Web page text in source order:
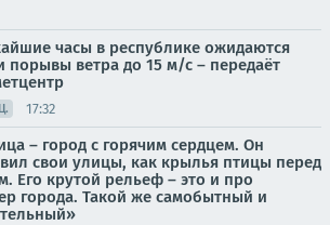
часы в республике ожидаются
порывы ветра до 15 м/с – передаёт
17:32
– город с горячим сердцем. Он
свои улицы, как крылья птицы перед
Его крутой рельеф – это и про
города. Такой же самобытный и